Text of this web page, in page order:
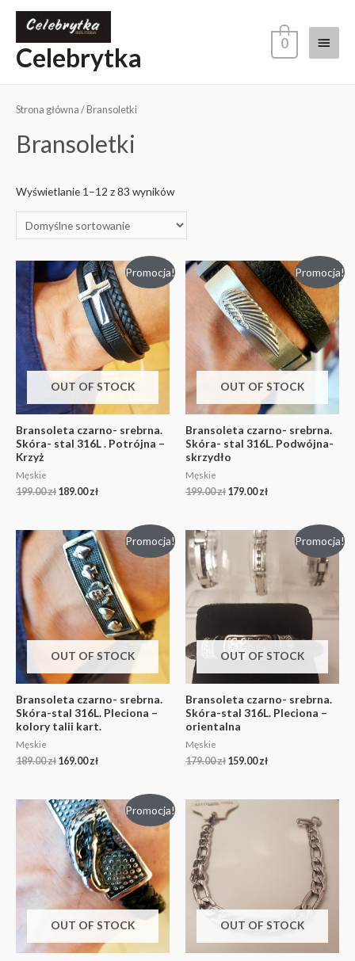
Celebrytka 0
Strona główna / Bransoletki
Bransoletki
Wyświetlanie 1–12 z 83 wyników
Promocja!
OUT OF STOCK
Bransoleta czarno- srebrna.
Skóra- stal 316L . Potrójna –
Krzyż
Męskie
199.00zł 189.00zł
Promocja!
OUT OF STOCK
Bransoleta czarno- srebrna.
Skóra- stal 316L. Podwójna-
skrzydło
Męskie
199.00zł 179.00zł
Promocja!
OUT OF STOCK
Bransoleta czarno- srebrna.
Skóra-stal 316L. Pleciona –
kolory talii kart.
Męskie
189.00zł 169.00zł
Promocja!
OUT OF STOCK
Bransoleta czarno- srebrna.
Skóra-stal 316L. Pleciona –
orientalna
Męskie
179.00zł 159.00zł
Promocja!
OUT OF STOCK OUT OF STOCK